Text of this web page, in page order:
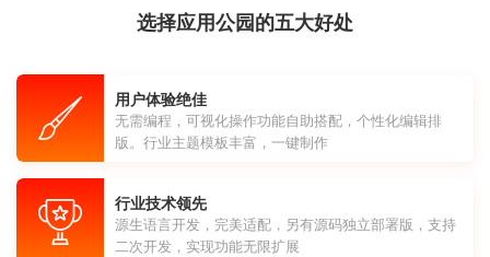
选择应用公园的五大好处
用户体验绝佳
无需编程，可视化操作功能自助搭配，个性化编辑排
版。行业主题模板丰富，一键制作
行业技术领先
源生语言开发，完美适配，另有源码独立部署版，支持
二次开发，实现功能无限扩展